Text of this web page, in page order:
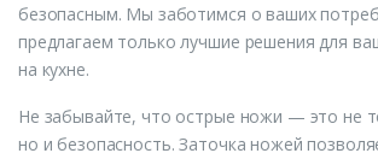
безопасным. Мы заботимся о ваших
предлагаем только лучшие решения для
на кухне.
Не забывайте, что острые ножи — это не
но и безопасность. Заточка ножей